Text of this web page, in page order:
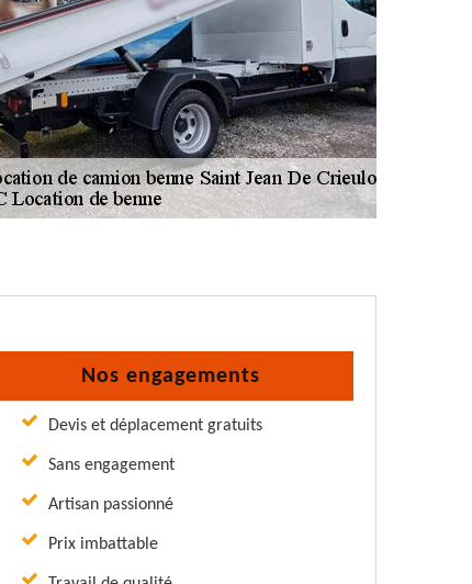
Nos engagements
Devis et déplacement gratuits
Sans engagement
Artisan passionné
Prix imbattable